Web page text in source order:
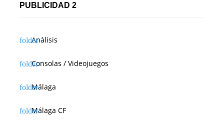
PUBLICIDAD 2
Análisis
Consolas / Videojuegos
Málaga
Málaga CF